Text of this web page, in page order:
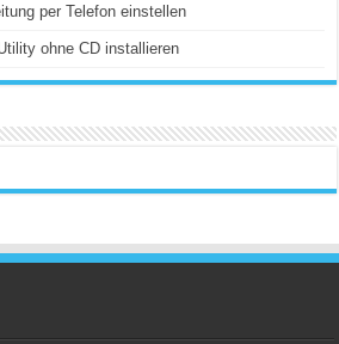
per Telefon einstellen
ohne CD installieren